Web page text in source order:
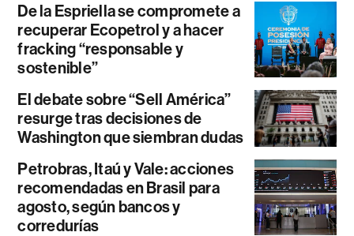
De la Espriella se compromete a
recuperar Ecopetrol y a hacer
fracking “responsable y
sostenible”
El debate sobre “Sell América”
resurge tras decisiones de
Washington que siembran dudas
Petrobras, Itaú y Vale: acciones
recomendadas en Brasil para
agosto, según bancos y
corredurías